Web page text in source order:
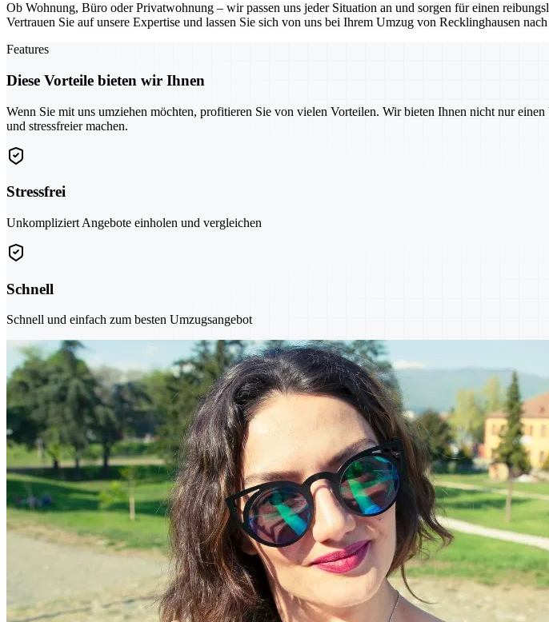
Ob Wohnung, Büro oder Privatwohnung – wir passen uns jeder Situation an und sorgen für einen
Vertrauen Sie auf unsere Expertise und lassen Sie sich von uns bei Ihrem Umzug von Recklinghausen
Features
Diese Vorteile bieten wir Ihnen
Wenn Sie mit uns umziehen möchten, profitieren Sie von vielen Vorteilen. Wir bieten Ihnen nicht nur
und stressfreier machen.
Stressfrei
Unkompliziert Angebote einholen und vergleichen
Schnell
Schnell und einfach zum besten Umzugsangebot